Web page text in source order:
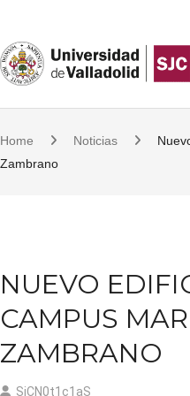
i
t
o
c
n
Home Noticias
Zambrano
NUEVO
CAMPUS
ZAMBRANO
SjCN0t1c1aS